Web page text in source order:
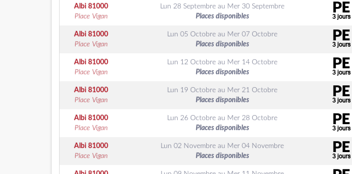
Albi 81000
Place Vigan
Lun 28 Septembre au Mer 30 Septembre
Places disponibles
Albi 81000
Place Vigan
Lun 05 Octobre au Mer 07 Octobre
Places disponibles
Albi 81000
Place Vigan
Lun 12 Octobre au Mer 14 Octobre
Places disponibles
Albi 81000
Place Vigan
Lun 19 Octobre au Mer 21 Octobre
Places disponibles
Albi 81000
Place Vigan
Lun 26 Octobre au Mer 28 Octobre
Places disponibles
Albi 81000
Place Vigan
Lun 02 Novembre au Mer 04 Novembre
Places disponibles